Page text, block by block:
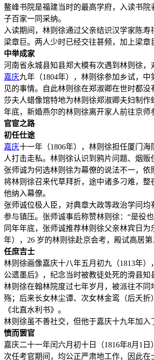
鳌峰书院是福建当时的最高学府，入读书
子百家一同采纳。
入读期间，林则徐通过父亲结识汉学家陈
梁章巨。两人少时已经交往甚频，加上梁章
中举成家
河南省永城县知县郑大模有次遇到林则徐，
嘉庆九年（1804年），林则徐参加乡试，
见的事情。自此林则徐在郑淑卿在世时都
莎夫人蜡像馆特地为林则徐郑淑卿夫妇制作
年底，新婚燕尔的林则徐离开家人前往京
官宦之路
初任仕途
嘉庆十一年（1806年），林则徐担任厦门
人打击走私。林则徐认识到鸦片问题、烟
张师诚为何选林则徐为幕僚的说法不一，
将林则徐召来代草拜折，途中诸多刁难，
他纳入幕僚。
张师诚位极人臣，对典章大政等政治学问
参与镇压。张师诚事后称赞林则徐：“是役
同年年底，张师诚推荐林则徐父亲林宾日
年），26 岁的林则徐赴京会考，殿试高居
任庶吉士
林则徐画像嘉庆十八年五月初九（1813年
公遗墨后》，纪念当时被教徒处死的滑县知
林则徐在翰林院度过七年岁月，被派往不
殇；后来长女林尘谭、次女林金鸾（后夭
《北直水利书》。
林则徐虽不善社交，但他于嘉庆十九年加入
愤而罢官
嘉庆二十一年闰六月初十日（1816年8月1
次任考官期间，均公正严肃地工作，因此